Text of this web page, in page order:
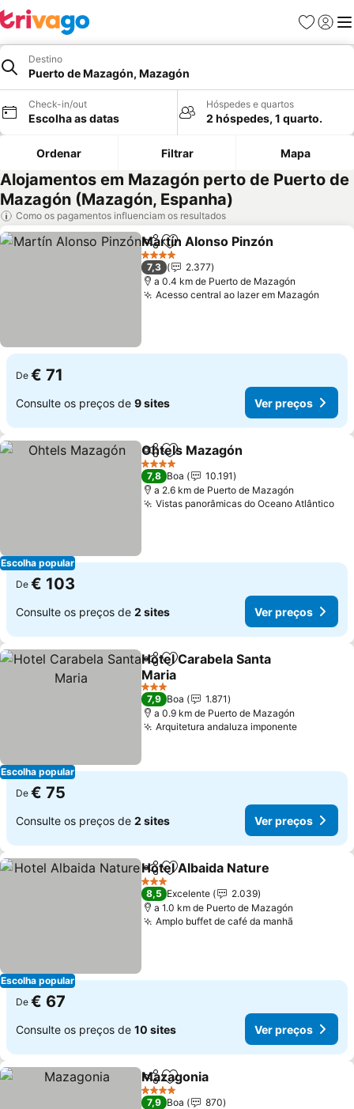
Favoritos
Iniciar
Destino
Puerto de Mazagón, Mazagón
Check-in/out
Escolha as datas
Hóspedes e quartos
2 hóspedes, 1 quarto.
Ordenar Filtrar Mapa
Alojamentos em Mazagón perto de Puerto de
Mazagón (Mazagón, Espanha)
Como os pagamentos influenciam os resultados
PartilharAdicionar aos favoritos
Martín Alonso Pinzón
4 Estrelas
7,3
2.377
a 0.4 km de Puerto de Mazagón
Acesso central ao lazer em Mazagón
De € 71
Consulte os preços de 9 sites Ver preços
Escolha popular
PartilharAdicionar aos favoritos
Ohtels Mazagón
4 Estrelas
7,8 Boa
10.191
a 2.6 km de Puerto de Mazagón
Vistas panorâmicas do Oceano Atlântico
De € 103
Consulte os preços de 2 sites Ver preços
Escolha popular
PartilharAdicionar aos favoritos
Hotel Carabela Santa
Maria
3 Estrelas
7,9 Boa
1.871
a 0.9 km de Puerto de Mazagón
Arquitetura andaluza imponente
De € 75
Consulte os preços de 2 sites Ver preços
Escolha popular
PartilharAdicionar aos favoritos
Hotel Albaida Nature
3 Estrelas
8,5 Excelente
2.039
a 1.0 km de Puerto de Mazagón
Amplo buffet de café da manhã
De € 67
Consulte os preços de 10 sites Ver preços
PartilharAdicionar aos favoritos
Mazagonia
4 Estrelas
7,9 Boa
870